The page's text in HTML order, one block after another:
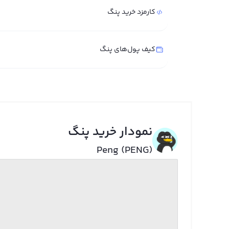
کارمزد خرید پنگ
کیف پول‌های پنگ
نمودار خرید پنگ
Peng (PENG)